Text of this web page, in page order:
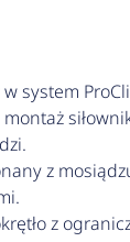
system
z
z